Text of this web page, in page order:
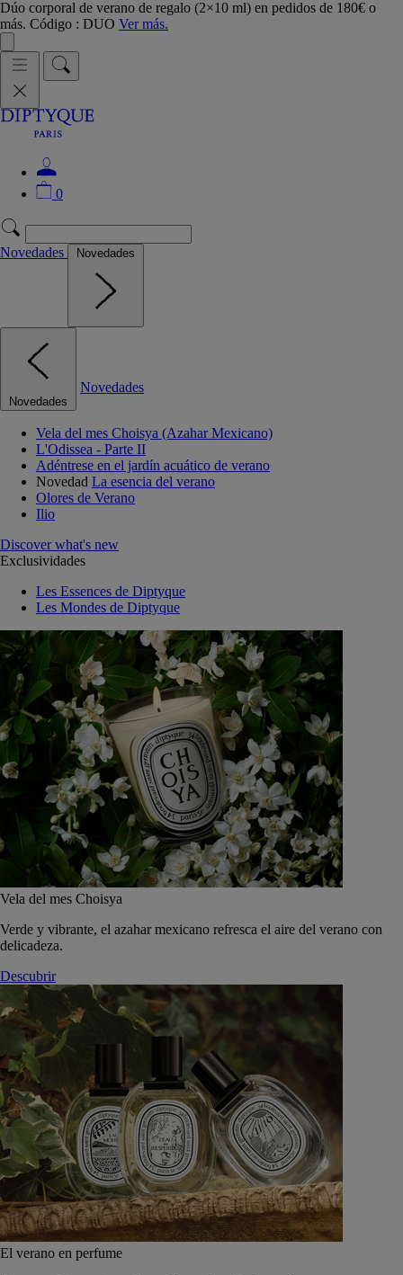
Dúo corporal de verano de regalo (2×10 ml) en pedidos de 180€ o
más. Código : DUO Ver más.
0
Novedades Novedades
Novedades
Novedades
Vela del mes Choisya (Azahar Mexicano)
L'Odissea - Parte II
Adéntrese en el jardín acuático de verano
Novedad La esencia del verano
Olores de Verano
Ilio
Discover what's new
Exclusividades
Les Essences de Diptyque
Les Mondes de Diptyque
Vela del mes Choisya
Verde y vibrante, el azahar mexicano refresca el aire del verano con
delicadeza.
Descubrir
El verano en perfume